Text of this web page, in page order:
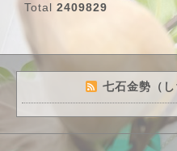
Total 2409829
七石金勢（